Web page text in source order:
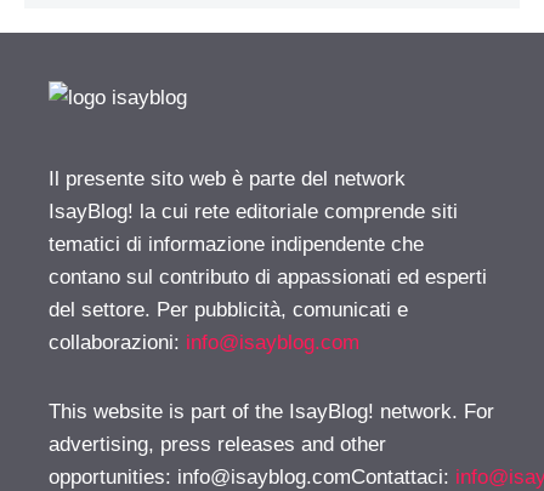
Il presente sito web è parte del network
IsayBlog! la cui rete editoriale comprende siti
tematici di informazione indipendente che
contano sul contributo di appassionati ed esperti
del settore. Per pubblicità, comunicati e
collaborazioni: info@isayblog.com
This website is part of the IsayBlog! network. For
advertising, press releases and other
opportunities: info@isayblog.comContattaci: